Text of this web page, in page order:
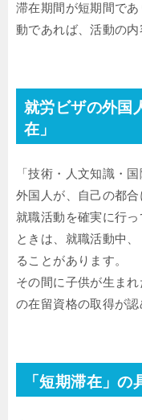
滞在期間が短期間で
動であれば、活動の内
就労ビザの外国
在」
「技術・人文知識・
外国人が、自己の都合
就職活動を確実に行
ときは、就職活動中
ることがあります。
その間に子供が生ま
の在留資格の取得が認
「短期滞在」の